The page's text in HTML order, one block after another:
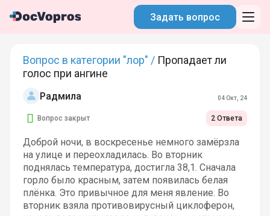
Задать вопрос
Вопрос в категории "лор" / Пропадает ли
голос при ангине
Радмила 04 Окт, 24
Вопрос закрыт 2 Ответа
Доброй ночи, в воскресенье немного замёрзла
на улице и переохладилась. Во вторник
поднялась температура, достигла 38,1. Сначала
горло было красным, затем появилась белая
плёнка. Это привычное для меня явление. Во
вторник взяла противовирусный циклоферон,